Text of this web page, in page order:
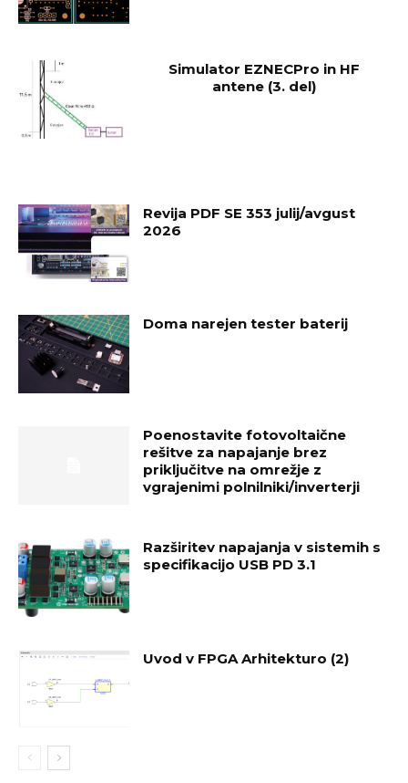
Simulator EZNECPro in HF
antene (3. del)
Revija PDF SE 353 julij/avgust
2026
Doma narejen tester baterij
Poenostavite fotovoltaične
rešitve za napajanje brez
priključitve na omrežje z
vgrajenimi polnilniki/inverterji
Razširitev napajanja v sistemih s
specifikacijo USB PD 3.1
Uvod v FPGA Arhitekturo (2)